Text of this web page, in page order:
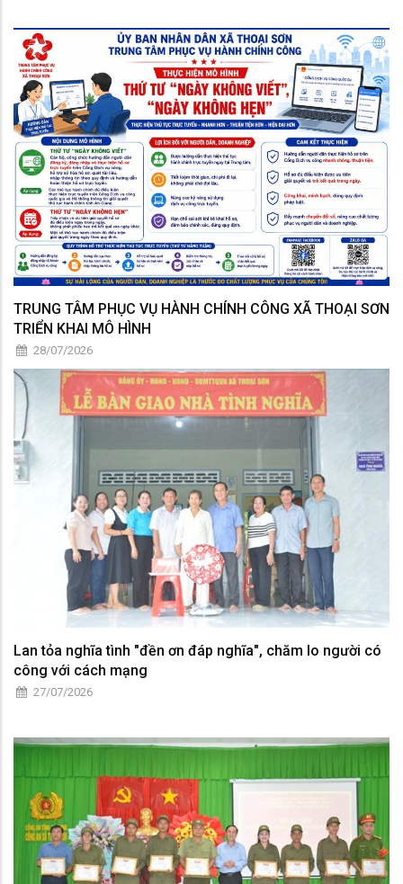
TRUNG TÂM PHỤC VỤ HÀNH CHÍNH CÔNG XÃ THOẠI SƠN
TRIỂN KHAI MÔ HÌNH
28/07/2026
Lan tỏa nghĩa tình "đền ơn đáp nghĩa", chăm lo người có
công với cách mạng
27/07/2026